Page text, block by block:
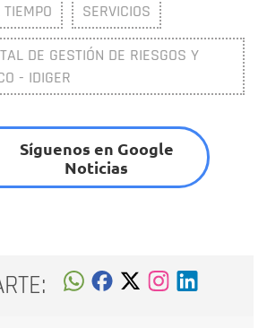
SERVICIOS
DE GESTIÓN DE RIESGOS Y
- IDIGER
Síguenos en Google
Noticias